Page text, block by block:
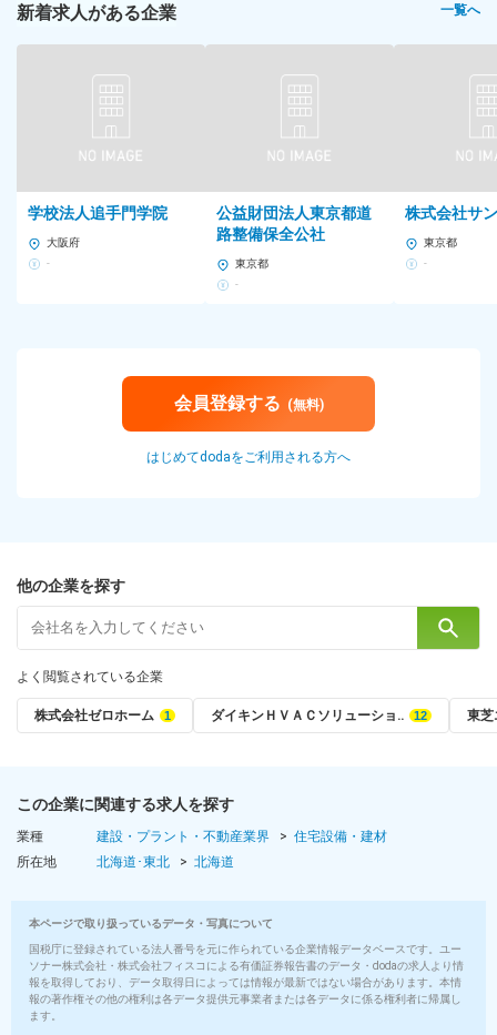
新着求人がある企業 一覧へ
学校法人追手門学院
大阪府
-
公益財団法人東京都道
路整備保全公社
東京都
-
株式会社サ
東京都
-
会員登録する (無料)
はじめてdodaをご利用される方へ
他の企業を探す
よく閲覧されている企業
株式会社ゼロホーム ダイキンＨＶＡＣソリューショ‥ 東芝
この企業に関連する求人を探す
業種 建設・プラント・不動産業界
住宅設備・建材
所在地
北海道･東北 北海道
本ページで取り扱っているデータ・写真について
国税庁に登録されている法人番号を元に作られている企業情報データベースです。ユー
ソナー株式会社・株式会社フィスコによる有価証券報告書のデータ・dodaの求人より情
報を取得しており、データ取得日によっては情報が最新ではない場合があります。本情
報の著作権その他の権利は各データ提供元事業者または各データに係る権利者に帰属し
ます。